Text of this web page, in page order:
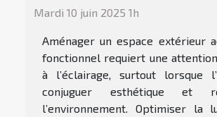
Mardi 10 juin 2025 1h
Aménager un espace extérieur
fonctionnel requiert une
à l’éclairage, surtout lorsque
conjuguer esthétique et
l’environnement. Optimiser la